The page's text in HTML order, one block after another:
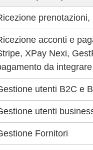
acconti e
XPay Nexi,
da
utenti B2C e
utenti
Fornitori